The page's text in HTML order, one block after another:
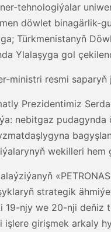
tehnologiýalar
döwlet
Türkmenistanyň
Ylalaşyga gol
ministri resmi
Prezidentimiz
nebitgaz
wekilleri hem
strategik
njy we 20-nji
girişmek arkaly